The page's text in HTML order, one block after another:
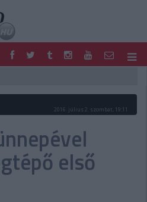
MOTOR
SHOP
TIPPJÁTÉK
PONTÁLLÁSOK
2016. július 2. szombat, 19:11
első